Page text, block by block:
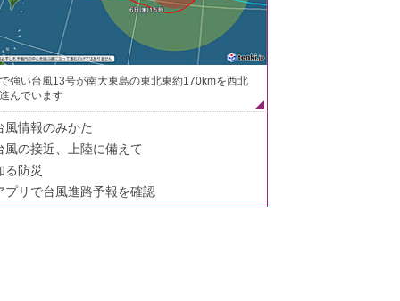
強い台風13号が南大東島の東北東約170kmを西北
んでいます
風情報のみかた
風の接近、上陸に備えて
る防災
プリで台風進路予報を確認